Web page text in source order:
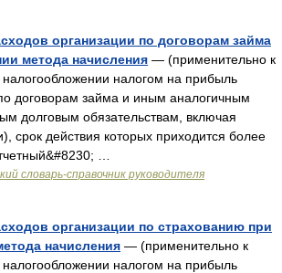
организации по договорам займа
метода начисления — (применительно к
налогом на прибыль
договорам займа и иным аналогичным
долговым обязательствам, включая
срок действия которых приходится более
…
словарь-справочник руководителя
организации по страхованию при
начисления — (применительно к
налогом на прибыль